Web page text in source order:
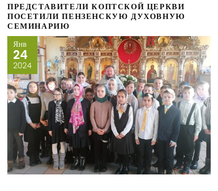
ПРЕДСТАВИТЕЛИ КОПТСКОЙ ЦЕРКВИ
ПОСЕТИЛИ ПЕНЗЕНСКУЮ ДУХОВНУЮ
СЕМИНАРИЮ
Янв
24
2024